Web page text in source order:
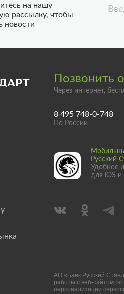
на нашу
рассылку, чтобы
новости
Позвонить
Через интернет,
8 495 748-0-748
По России
Русский
Удобное
для iOS и
АО «Банк Русский
работы с веб-сайтом
персонализации